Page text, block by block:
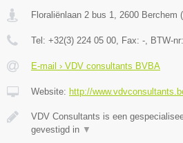
Floraliënlaan 2 bus 1 2600 Berchem (
Tel: +32(3) 224 05 00 , Fax: - , BTW-nr:
E-mail › VDV consultants BVBA
Website: http://
VDV Consultants is een
gevestigd in ▼